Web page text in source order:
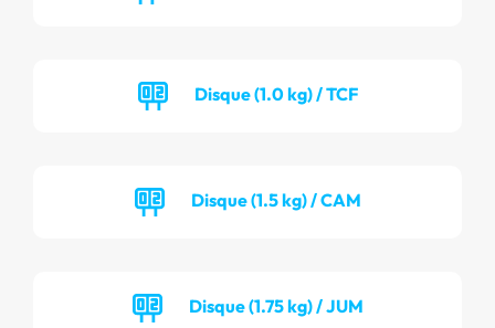
Disque (1.0 kg) / TCF
Disque (1.5 kg) / CAM
Disque (1.75 kg) / JUM